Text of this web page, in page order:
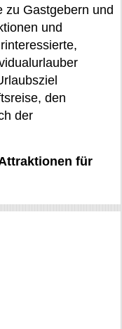
zu Gastgebern und
und
den
der
für